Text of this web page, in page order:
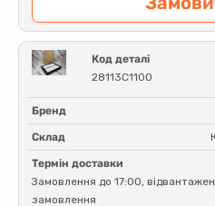
Код деталі
28113C1100
Бренд
Склад
Термін доставки
Замовлення до 17:00,
замовлення